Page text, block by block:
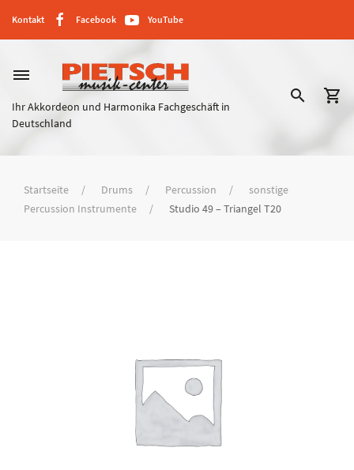
Kontakt Facebook YouTube
dehaze
Ihr Akkordeon und Harmonika Fachgeschäft in
Deutschland
search shopping_cart
Startseite Drums Percussion
sonstige
Percussion Instrumente
Studio 49 – Triangel T20